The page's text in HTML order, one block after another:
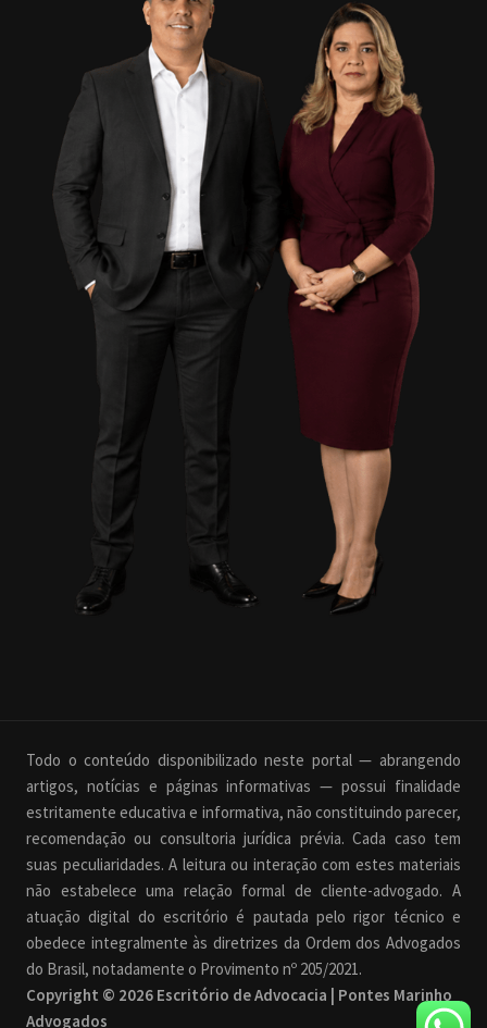
Todo o conteúdo disponibilizado neste portal — abrangendo
artigos, notícias e páginas informativas — possui finalidade
estritamente educativa e informativa, não constituindo parecer,
recomendação ou consultoria jurídica prévia. Cada caso tem
suas peculiaridades. A leitura ou interação com estes materiais
não estabelece uma relação formal de cliente-advogado. A
atuação digital do escritório é pautada pelo rigor técnico e
obedece integralmente às diretrizes da Ordem dos Advogados
do Brasil, notadamente o Provimento nº 205/2021.
Copyright © 2026 Escritório de Advocacia | Pontes Marinho
Advogados